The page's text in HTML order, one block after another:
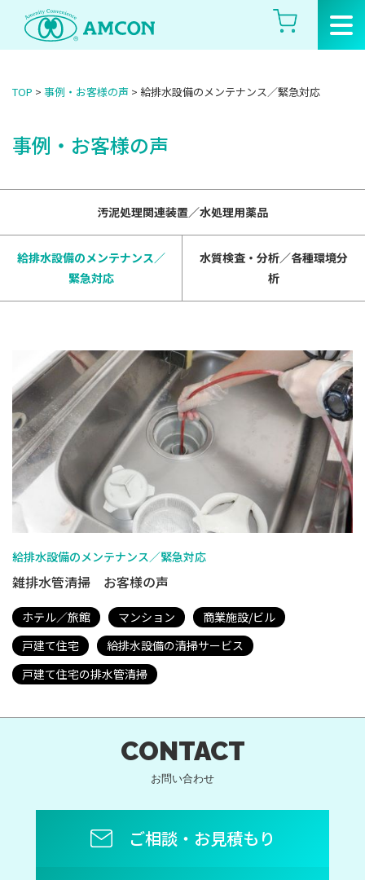
Skip
the
TOP > 事例・お客様の声 > 給排水設備のメンテナンス／緊急対応
事例・お客様の声
汚泥処理関連装置／水処理用薬品
給排水設備のメンテナンス／
緊急対応
水質検査・分析／各種環境分
析
給排水設備のメンテナンス／緊急対応
雑排水管清掃 お客様の声
ホテル／旅館 マンション
商業施設/ビル
戸建て住宅
給排水設備の清掃サービス
戸建て住宅の排水管清掃
CONTACT
お問い合わせ
ご相談・お見積もり